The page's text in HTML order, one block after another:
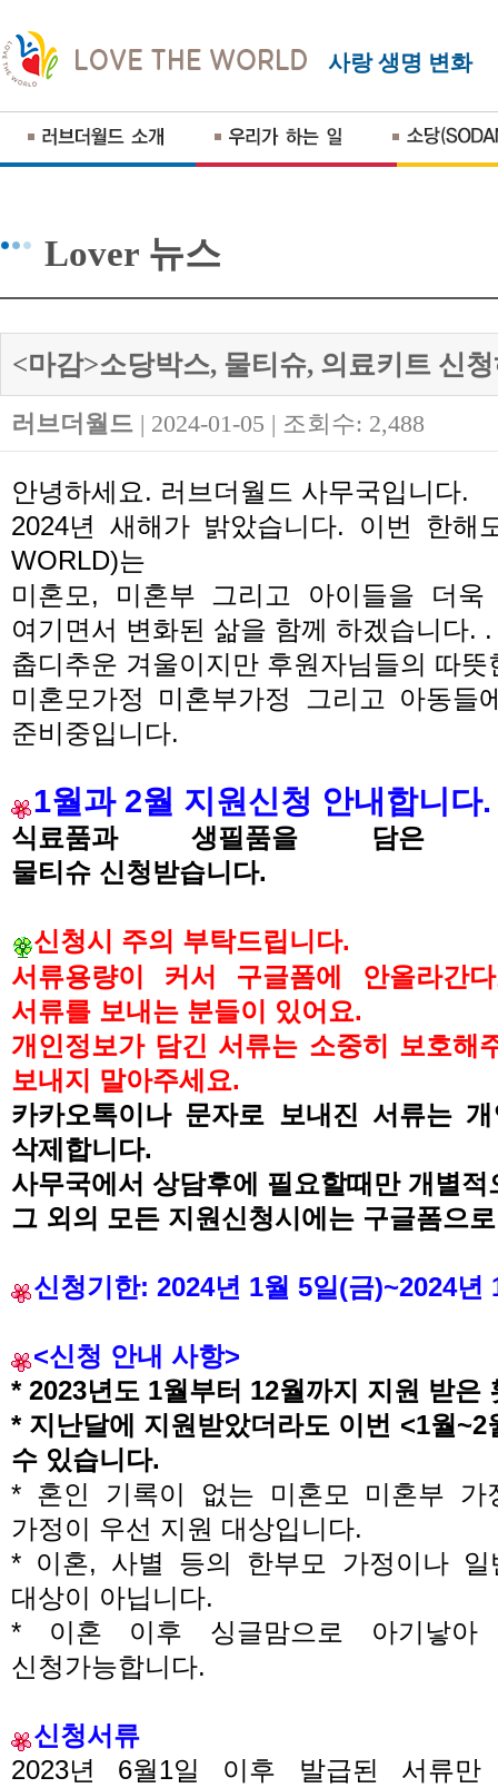
사랑 생명 변화
Lover 뉴스
<마감>소당박스, 물티슈, 의료키트 신
러브더월드 | 2024-01-05 | 조회수: 2,488
안녕하세요 . 러브더월드 사무국입니다.
2024년 새해가 밝았습니다. 이번 한해
WORLD)는
미혼모, 미혼부 그리고 아이들을 더
여기면서 변화된 삶을 함께 하겠습니다.
춥디추운 겨울이지만 후원자님들의 따
미혼모가정 미혼부가정 그리고 아동들
준비중입니다.
1월과 2월 지원신청 안내합니다.
식료품과 생필품을 담은
물티슈 신청받습니다.
신청시 주의 부탁드립니다.
서류용량이 커서 구글폼에 안올라간
서류를 보내는 분들이 있어요.
개인정보가 담긴 서류는 소중히 보호해
보내지 말아주세요.
카카오톡이나 문자로 보내진 서류는
삭제합니다.
사무국에서 상담후에 필요할때만개별적
그 외의 모든 지원신청시에는 구글폼으
신청기한: 2024년 1월 5일(금)~2024년
<신청 안내 사항>
* 2023년도 1월부터 12월까지 지원 받은
* 지난달에 지원받았더라도 이번 <1월
수 있습니다.
* 혼인 기록이 없는 미혼모 미혼부
가정이 우선 지원 대상입니다.
* 이혼, 사별 등의 한부모 가정이나
대상이 아닙니다.
* 이혼 이후 싱글맘으로 아기낳아
신청가능합니다.
신청서류
2023년 6월1일 이후 발급된 서류만